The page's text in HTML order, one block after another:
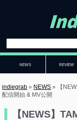
NEWS REVIEW
indiegrab » NEWS »
【
配信開始 & MV公開
【NEWS】